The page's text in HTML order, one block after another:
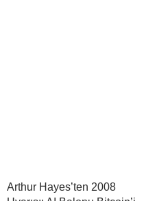
Arthur Hayes’ten 2008